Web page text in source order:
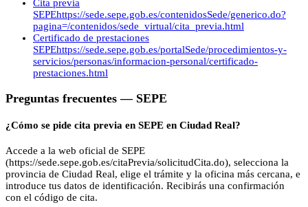
Cita previa
SEPEhttps://sede.sepe.gob.es/contenidosSede/generico.do?
pagina=/contenidos/sede_virtual/cita_previa.html
Certificado de prestaciones
SEPEhttps://sede.sepe.gob.es/portalSede/procedimientos-y-
servicios/personas/informacion-personal/certificado-
prestaciones.html
Preguntas frecuentes — SEPE
¿Cómo se pide cita previa en SEPE en Ciudad Real?
Accede a la web oficial de SEPE
(https://sede.sepe.gob.es/citaPrevia/solicitudCita.do), selecciona la
provincia de Ciudad Real, elige el trámite y la oficina más cercana, e
introduce tus datos de identificación. Recibirás una confirmación
con el código de cita.